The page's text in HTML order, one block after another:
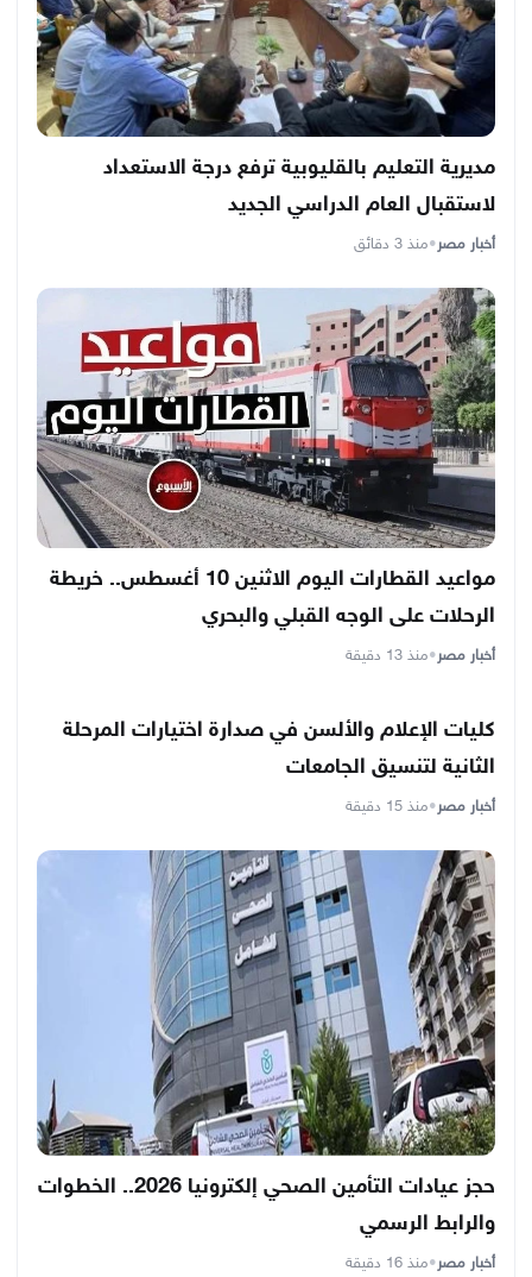
مديرية التعليم بالقليوبية ترفع درجة الاستعداد
لاستقبال العام الدراسي الجديد
أخبار مصر•منذ 3 دقائق
مواعيد القطارات اليوم الاثنين 10 أغسطس.. خريطة
الرحلات على الوجه القبلي والبحري
أخبار مصر•منذ 13 دقيقة
كليات الإعلام والألسن في صدارة اختيارات المرحلة
الثانية لتنسيق الجامعات
أخبار مصر•منذ 15 دقيقة
حجز عيادات التأمين الصحي إلكترونيا 2026.. الخطوات
والرابط الرسمي
أخبار مصر•منذ 16 دقيقة